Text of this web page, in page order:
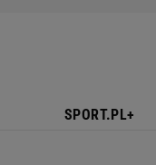
SPORT.PL+